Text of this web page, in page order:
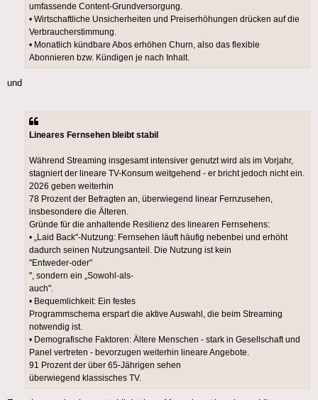
umfassende Content-Grundversorgung.
• Wirtschaftliche Unsicherheiten und Preiserhöhungen drücken auf die
Verbraucherstimmung.
• Monatlich kündbare Abos erhöhen Churn, also das flexible
Abonnieren bzw. Kündigen je nach Inhalt.
und
Lineares Fernsehen bleibt stabil
Während Streaming insgesamt intensiver genutzt wird als im Vorjahr,
stagniert der lineare TV-Konsum weitgehend - er bricht jedoch nicht ein.
2026 geben weiterhin
78 Prozent der Befragten an, überwiegend linear Fernzusehen,
insbesondere die Älteren.
Gründe für die anhaltende Resilienz des linearen Fernsehens:
• „Laid Back"-Nutzung: Fernsehen läuft häufig nebenbei und erhöht
dadurch seinen Nutzungsanteil. Die Nutzung ist kein
"Entweder-oder"
", sondern ein „Sowohl-als-
auch".
• Bequemlichkeit: Ein festes
Programmschema erspart die aktive Auswahl, die beim Streaming
notwendig ist.
• Demografische Faktoren: Ältere Menschen - stark in Gesellschaft und
Panel vertreten - bevorzugen weiterhin lineare Angebote.
91 Prozent der über 65-Jährigen sehen
überwiegend klassisches TV.